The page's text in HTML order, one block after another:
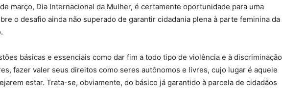
março, Dia Internacional da Mulher, é certamente oportunidade para uma
o desafio ainda não superado de garantir cidadania plena à parte feminina da
básicas e essenciais como dar fim a todo tipo de violência e à discriminação
fazer valer seus direitos como seres autônomos e livres, cujo lugar é aquele
estar. Trata-se, obviamente, do básico já garantido à parcela de cidadãos